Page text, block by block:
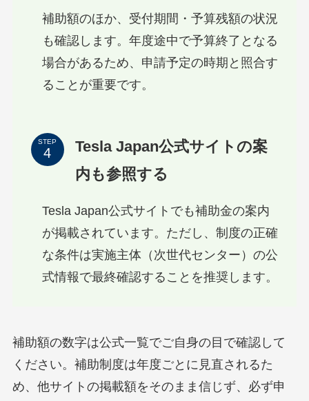
補助額のほか、受付期間・予算残額の状況
も確認します。年度途中で予算終了となる
場合があるため、申請予定の時期と照合す
ることが重要です。
STEP
Tesla Japan公式サイトの案
内も参照する
Tesla Japan公式サイトでも補助金の案内
が掲載されています。ただし、制度の正確
な条件は実施主体（次世代センター）の公
式情報で最終確認することを推奨します。
補助額の数字は公式一覧でご自身の目で確認して
ください。補助制度は年度ごとに見直されるた
め、他サイトの掲載額をそのまま信じず、必ず申